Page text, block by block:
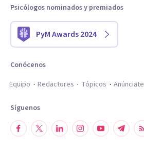
Psicólogos nominados y premiados
PyM Awards 2024
Conócenos
Equipo
Redactores Tópicos Anúnciate
Síguenos